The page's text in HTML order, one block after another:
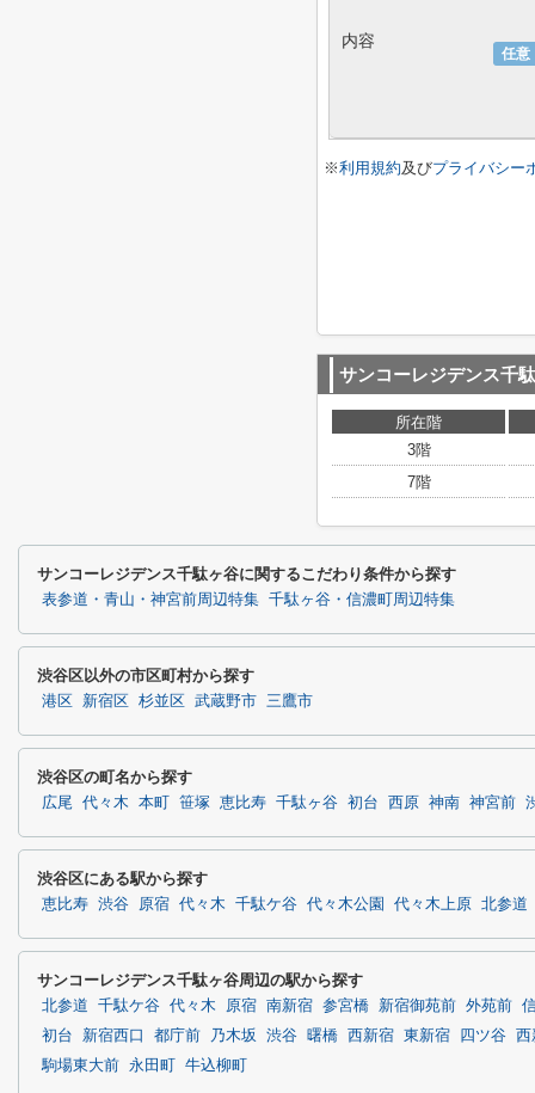
任意
内容
※利用規約及びプライバシー
サンコーレジデンス千
所在階
3階
7階
サンコーレジデンス千駄ヶ谷に関するこだわり条件から探す
表参道・青山・神宮前周辺特集 千駄ヶ谷・信濃町周辺特集
渋谷区以外の市区町村から探す
港区 新宿区 杉並区 武蔵野市 三鷹市
渋谷区の町名から探す
広尾 代々木 本町 笹塚 恵比寿 千駄ヶ谷 初台 西原 神南 神宮前
渋谷区にある駅から探す
恵比寿 渋谷 原宿 代々木 千駄ケ谷 代々木公園 代々木上原 北参道
サンコーレジデンス千駄ヶ谷周辺の駅から探す
北参道 千駄ケ谷 代々木 原宿 南新宿 参宮橋 新宿御苑前 外苑前
初台
新宿西口 都庁前 乃木坂 渋谷 曙橋 西新宿 東新宿 四ツ谷
西
駒場東大前 永田町 牛込柳町